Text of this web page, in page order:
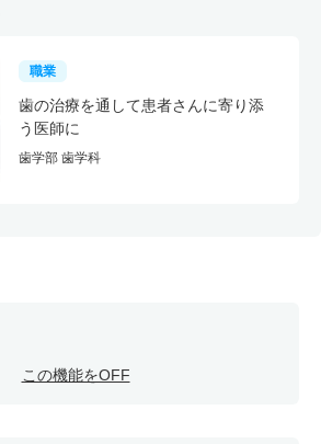
職業
歯の治療を通して患者さんに寄り添
う医師に
歯学部 歯学科
この機能をOFF